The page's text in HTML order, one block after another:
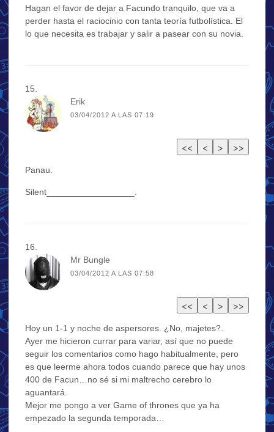
Hagan el favor de dejar a Facundo tranquilo, que va a
perder hasta el raciocinio con tanta teoría futbolística. El
lo que necesita es trabajar y salir a pasear con su novia.
Erik
03/04/2012 A LAS 07:19
Panau.
Silent__________________.
Mr Bungle
03/04/2012 A LAS 07:58
Hoy un 1-1 y noche de aspersores. ¿No, majetes?.
Ayer me hicieron currar para variar, así que no puede
seguir los comentarios como hago habitualmente, pero
es que leerme ahora todos cuando parece que hay unos
400 de Facun…no sé si mi maltrecho cerebro lo
aguantará.
Mejor me pongo a ver Game of thrones que ya ha
empezado la segunda temporada…